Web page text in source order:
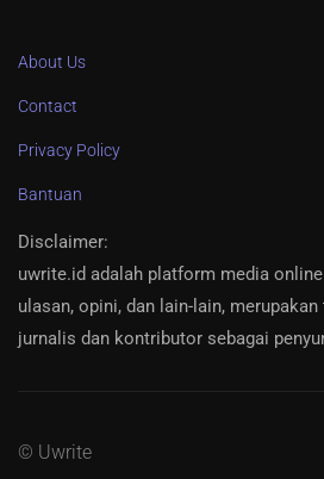
About Us
Contact
Privacy Policy
Bantuan
Disclaimer:
uwrite.id adalah platform media
ulasan, opini, dan lain-lain,
jurnalis dan kontributor sebagai
© Uwrite